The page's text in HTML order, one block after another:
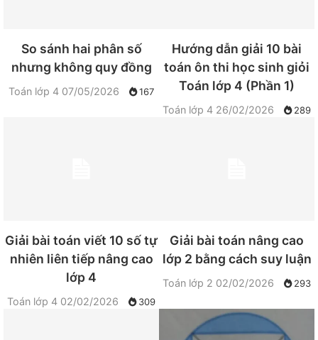
So sánh hai phân số
nhưng không quy đồng
Toán lớp 4 07/05/2026 167
Hướng dẫn giải 10 bài
toán ôn thi học sinh giỏi
Toán lớp 4 (Phần 1)
Toán lớp 4 26/02/2026 289
Giải bài toán viết 10 số tự
nhiên liên tiếp nâng cao
lớp 4
Toán lớp 4 02/02/2026 309
Giải bài toán nâng cao
lớp 2 bằng cách suy luận
Toán lớp 2 02/02/2026 293